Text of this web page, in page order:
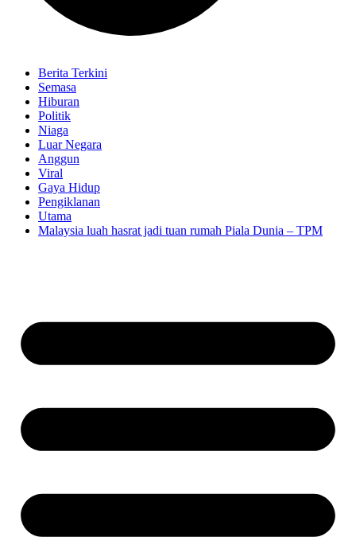
Berita Terkini
Semasa
Hiburan
Politik
Niaga
Luar Negara
Anggun
Viral
Gaya Hidup
Pengiklanan
Utama
Malaysia luah hasrat jadi tuan rumah Piala Dunia – TPM